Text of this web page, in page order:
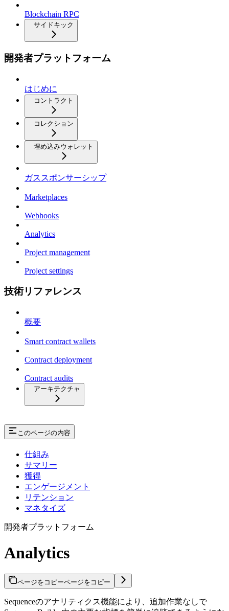
Blockchain RPC
サイドキック
開発者プラットフォーム
はじめに
コントラクト
コレクション
埋め込みウォレット
ガススポンサーシップ
Marketplaces
Webhooks
Analytics
Project management
Project settings
技術リファレンス
概要
Smart contract wallets
Contract deployment
Contract audits
アーキテクチャ
このページの内容
仕組み
サマリー
獲得
エンゲージメント
リテンション
マネタイズ
開発者プラットフォーム
Analytics
ページをコピーページをコピー
Sequenceのアナリティクス機能により、追加作業なしで